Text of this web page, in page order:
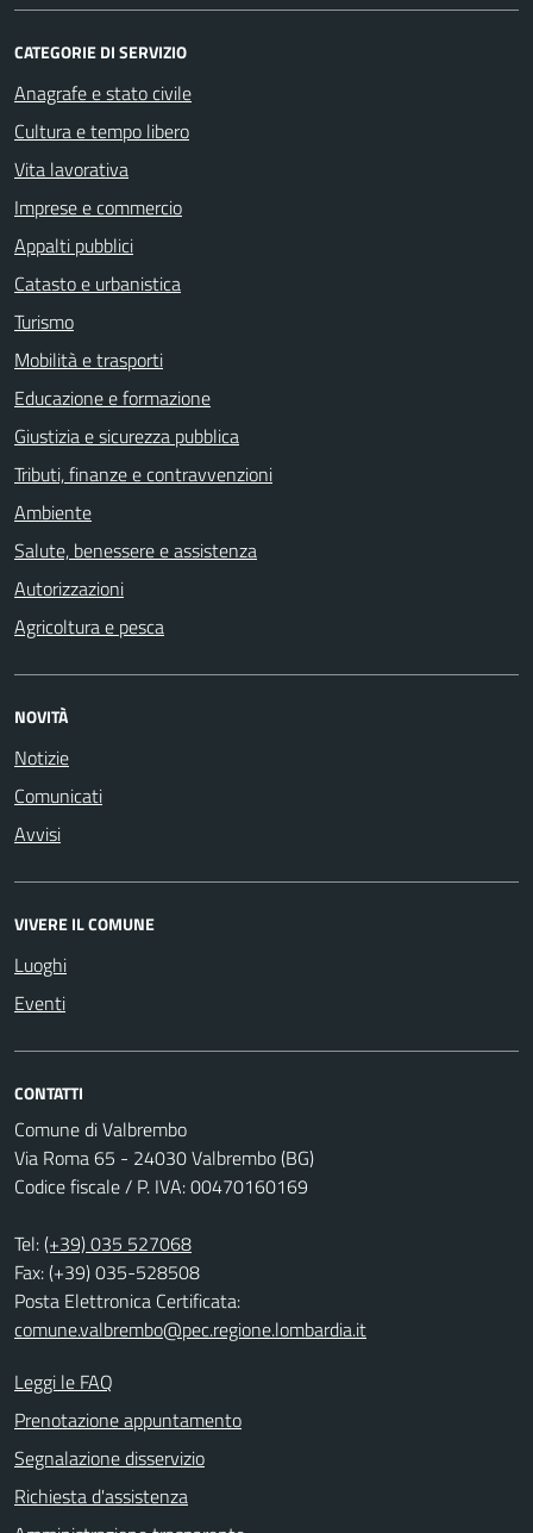
CATEGORIE DI SERVIZIO
Anagrafe e stato civile
Cultura e tempo libero
Vita lavorativa
Imprese e commercio
Appalti pubblici
Catasto e urbanistica
Turismo
Mobilità e trasporti
Educazione e formazione
Giustizia e sicurezza pubblica
Tributi, finanze e contravvenzioni
Ambiente
Salute, benessere e assistenza
Autorizzazioni
Agricoltura e pesca
NOVITÀ
Notizie
Comunicati
Avvisi
VIVERE IL COMUNE
Luoghi
Eventi
CONTATTI
Comune di Valbrembo
Via Roma 65 - 24030 Valbrembo (BG)
Codice fiscale / P. IVA: 00470160169
Tel:(+39) 035 527068
Fax: (+39) 035-528508
Posta Elettronica Certificata:
comune.valbrembo@pec.regione.lombardia.it
Leggi le FAQ
Prenotazione appuntamento
Segnalazione disservizio
Richiesta d'assistenza